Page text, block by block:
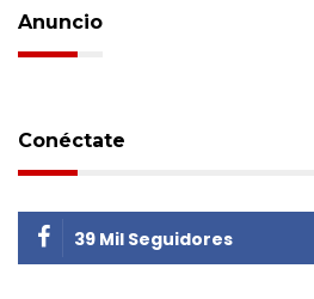
Anuncio
Conéctate
39 Mil Seguidores